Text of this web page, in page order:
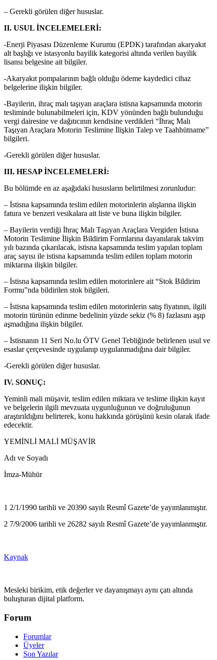
– Gerekli görülen diğer hususlar.
II. USUL İNCELEMELERİ:
-Enerji Piyasası Düzenleme Kurumu (EPDK) tarafından akaryakıt
alt başlığı ve istasyonlu bayilik kategorisi altında verilen bayilik
lisansı belgesine ait bilgiler.
-Akaryakıt pompalarının bağlı olduğu ödeme kaydedici cihaz
belgelerine ilişkin bilgiler.
-Bayilerin, ihraç malı taşıyan araçlara istisna kapsamında motorin
tesliminde bulunabilmeleri için, KDV yönünden bağlı bulunduğu
vergi dairesine ve dağıtıcının kendisine verdikleri “İhraç Malı
Taşıyan Araçlara Motorin Teslimine İlişkin Talep ve Taahhütname”
bilgileri.
-Gerekli görülen diğer hususlar.
III. HESAP İNCELEMELERİ:
Bu bölümde en az aşağıdaki hususların belirtilmesi zorunludur:
– İstisna kapsamında teslim edilen motorinlerin alışlarına ilişkin
fatura ve benzeri vesikalara ait liste ve buna ilişkin bilgiler.
– Bayilerin verdiği İhraç Malı Taşıyan Araçlara Vergiden İstisna
Motorin Teslimine İlişkin Bildirim Formlarına dayanılarak takvim
yılı bazında çıkarılacak, istisna kapsamında teslim yapılan toplam
araç sayısı ile istisna kapsamında teslim edilen toplam motorin
miktarına ilişkin bilgiler.
– İstisna kapsamında teslim edilen motorinlere ait “Stok Bildirim
Formu”nda bildirilen stok bilgileri.
– İstisna kapsamında teslim edilen motorinlerin satış fiyatının, ilgili
motorin türünün edinme bedelinin yüzde sekiz (% 8) fazlasını aşıp
aşmadığına ilişkin bilgiler.
– İstisnanın 11 Seri No.lu ÖTV Genel Tebliğinde belirlenen usul ve
esaslar çerçevesinde uygulanıp uygulanmadığına dair bilgiler.
-Gerekli görülen diğer hususlar.
IV. SONUÇ:
Yeminli mali müşavir, teslim edilen miktara ve teslime ilişkin kayıt
ve belgelerin ilgili mevzuata uygunluğunun ve doğruluğunun
araştırıldığını belirterek, konu hakkında görüşünü kesin olarak ifade
edecektir.
YEMİNLİ MALİ MÜŞAVİR
Adı ve Soyadı
İmza-Mühür
1 2/1/1990 tarihli ve 20390 sayılı Resmî Gazete’de yayımlanmıştır.
2 7/9/2006 tarihli ve 26282 sayılı Resmî Gazete’de yayımlanmıştır.
Kaynak
Mesleki birikim, etik değerler ve dayanışmayı aynı çatı altında
buluşturan dijital platform.
Forum
Forumlar
Üyeler
Son Yazılar